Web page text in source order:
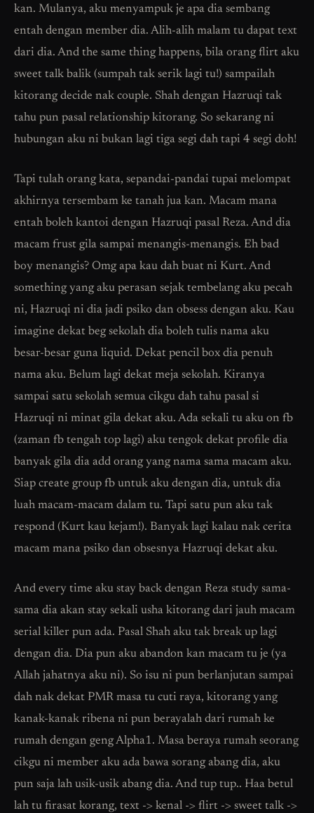
kan. Mulanya, aku menyampuk je apa dia sembang
entah dengan member dia. Alih-alih malam tu dapat text
dari dia. And the same thing happens, bila orang flirt aku
sweet talk balik (sumpah tak serik lagi tu!) sampailah
kitorang decide nak couple. Shah dengan Hazruqi tak
tahu pun pasal relationship kitorang. So sekarang ni
hubungan aku ni bukan lagi tiga segi dah tapi 4 segi doh!
Tapi tulah orang kata, sepandai-pandai tupai melompat
akhirnya tersembam ke tanah jua kan. Macam mana
entah boleh kantoi dengan Hazruqi pasal Reza. And dia
macam frust gila sampai menangis-menangis. Eh bad
boy menangis? Omg apa kau dah buat ni Kurt. And
something yang aku perasan sejak tembelang aku pecah
ni, Hazruqi ni dia jadi psiko dan obsess dengan aku. Kau
imagine dekat beg sekolah dia boleh tulis nama aku
besar-besar guna liquid. Dekat pencil box dia penuh
nama aku. Belum lagi dekat meja sekolah. Kiranya
sampai satu sekolah semua cikgu dah tahu pasal si
Hazruqi ni minat gila dekat aku. Ada sekali tu aku on fb
(zaman fb tengah top lagi) aku tengok dekat profile dia
banyak gila dia add orang yang nama sama macam aku.
Siap create group fb untuk aku dengan dia, untuk dia
luah macam-macam dalam tu. Tapi satu pun aku tak
respond (Kurt kau kejam!). Banyak lagi kalau nak cerita
macam mana psiko dan obsesnya Hazruqi dekat aku.
And every time aku stay back dengan Reza study sama-
sama dia akan stay sekali usha kitorang dari jauh macam
serial killer pun ada. Pasal Shah aku tak break up lagi
dengan dia. Dia pun aku abandon kan macam tu je (ya
Allah jahatnya aku ni). So isu ni pun berlanjutan sampai
dah nak dekat PMR masa tu cuti raya, kitorang yang
kanak-kanak ribena ni pun berayalah dari rumah ke
rumah dengan geng Alpha1. Masa beraya rumah seorang
cikgu ni member aku ada bawa sorang abang dia, aku
pun saja lah usik-usik abang dia. And tup tup.. Haa betul
lah tu firasat korang, text -> kenal -> flirt -> sweet talk ->